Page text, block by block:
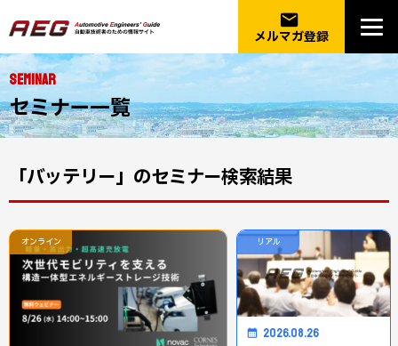
email
メルマガ登録
SEMINAR
セミナー一覧
「バッテリー」のセミナー検索結果
オンライン リアル
2026.08.26